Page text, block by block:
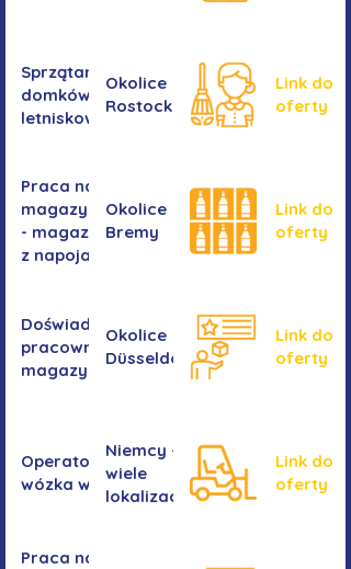
Sprzątanie
domków
letniskowych
Okolice
Rostocku
Link do
oferty
Praca na
magazynie
- magazyn
z napojami
Okolice
Bremy
Link do
oferty
Doświadczony
pracownik/pracownica
magazynu
Okolice
Düsseldorf
Link do
oferty
Operator/operatorka
wózka widłowego
Niemcy -
wiele
lokalizacji
Link do
oferty
Praca na